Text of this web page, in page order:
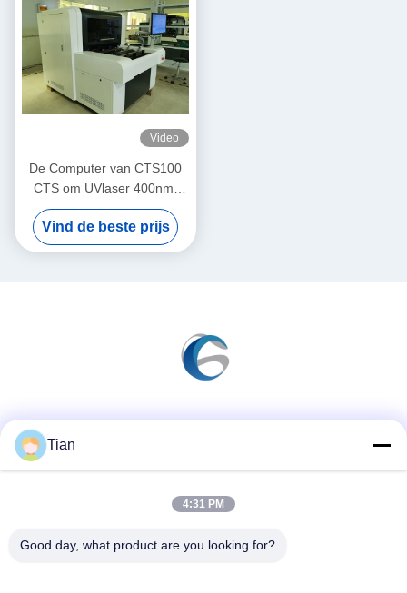
Video
De Computer van CTS100
CTS om UVlaser 400nm-
410nm te onderzoeken
Vind de beste prijs
Snel contact
Telefoon
Tian
4:31 PM
Good day, what product are you looking for?